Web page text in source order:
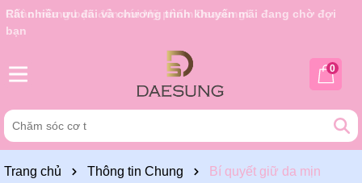
Rất nhiều ưu đãi và chương trình khuyến mãi đang chờ đợi
bạn
0
Trang chủ Thông tin Chung
Bí quyết giữ da mịn